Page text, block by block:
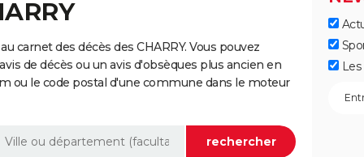
carnet des décès des CHARRY. Vous pouvez
de décès ou un avis d'obsèques plus ancien en
ou le code postal d'une commune dans le moteur